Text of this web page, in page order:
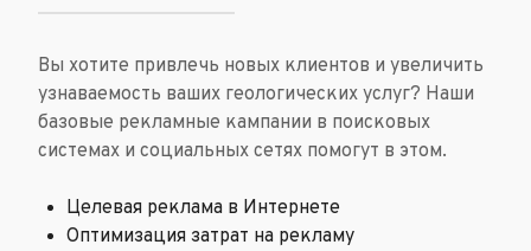
Вы хотите привлечь новых клиентов и увеличить
узнаваемость ваших геологических услуг? Наши
базовые рекламные кампании в поисковых
системах и социальных сетях помогут в этом.
Целевая реклама в Интернете
Оптимизация затрат на рекламу